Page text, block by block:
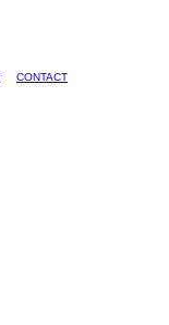
CONTACT